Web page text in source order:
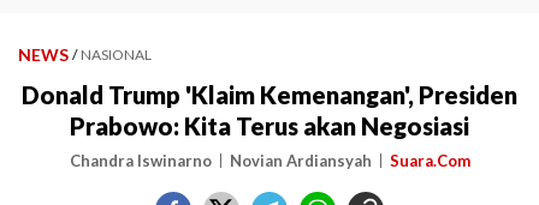
NEWS / NASIONAL
Donald Trump 'Klaim Kemenangan', Presiden
Prabowo: Kita Terus akan Negosiasi
Chandra Iswinarno Novian Ardiansyah Suara.Com